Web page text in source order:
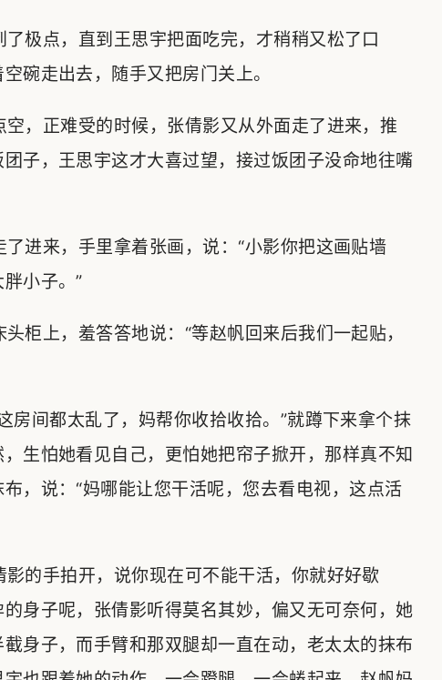
极点，直到王思宇把面吃完，才稍稍又松了口
碗走出去，随手又把房门关上。
，正难受的时候，张倩影又从外面走了进来，推
子，王思宇这才大喜过望，接过饭团子没命地往嘴
进来，手里拿着张画，说：“小影你把这画贴墙
小子。”
柜上，羞答答地说：“等赵帆回来后我们一起贴，
间都太乱了，妈帮你收拾收拾。”就蹲下来拿个抹
生怕她看见自己，更怕她把帘子掀开，那样真不知
，说：“妈哪能让您干活呢，您去看电视，这点活
的手拍开，说你现在可不能干活，你就好好歇
身子呢，张倩影听得莫名其妙，偏又无可奈何，她
身子，而手臂和那双腿却一直在动，老太太的抹布